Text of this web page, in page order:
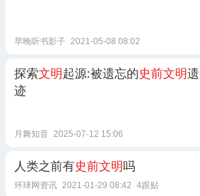
早晚听书影子 2021-05-08 08:02
探索文明起源:被遗忘的史前文明遗
迹
月舞知音 2025-07-12 15:06
人类之前有史前文明吗
环球网资讯 2021-01-29 08:42 4跟贴